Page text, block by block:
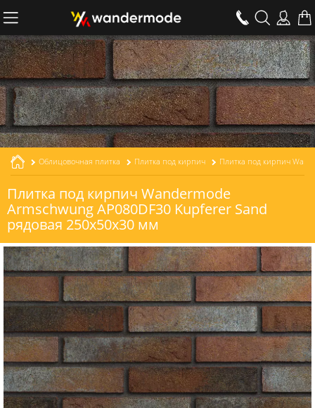
Облицовочная плитка Плитка под кирпич
Плитка под кирпич Wandermode
Armschwung AP080DF30 Kupferer Sand
рядовая 250x50x30 мм